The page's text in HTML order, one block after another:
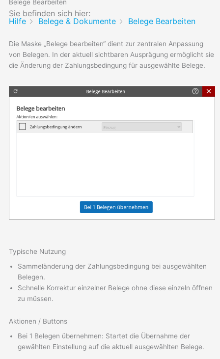
Belege Bearbeiten
Sie befinden sich hier:
Hilfe
Belege & Dokumente Belege Bearbeiten
Die Maske „Belege bearbeiten“ dient zur zentralen Anpassung
von Belegen. In der aktuell sichtbaren Ausprägung ermöglicht sie
die Änderung der Zahlungsbedingung für ausgewählte Belege.
Typische Nutzung
Sammeländerung der Zahlungsbedingung bei ausgewählten
Belegen.
Schnelle Korrektur einzelner Belege ohne diese einzeln öffnen
zu müssen.
Aktionen / Buttons
Bei 1 Belegen übernehmen: Startet die Übernahme der
gewählten Einstellung auf die aktuell ausgewählten Belege.